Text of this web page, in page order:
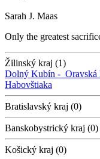
Sarah J. Maas
Only the greatest
Žilinský kraj (1)
Dolný Kubín - Oravská
Habovštiaka
Bratislavský kraj (0)
Banskobystrický kraj (0)
Košický kraj (0)